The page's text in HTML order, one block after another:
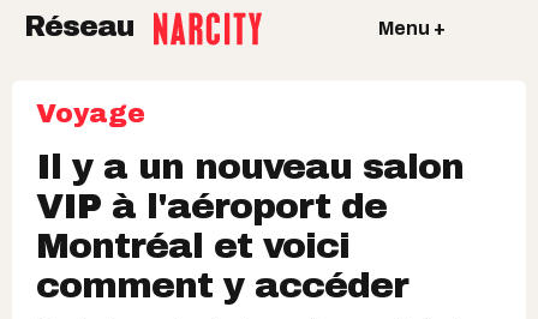
Réseau Menu +
Voyage
Il y a un nouveau salon
VIP à l'aéroport de
Montréal et voici
comment y accéder